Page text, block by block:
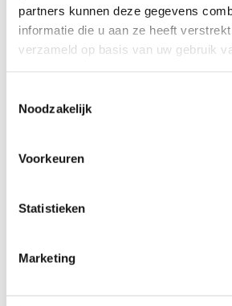
partners kunnen deze gegevens
informatie die u aan ze heeft
verzameld op basis van uw gebruik
Noodzakelijk
Voorkeuren
Statistieken
Marketing
Beloningen